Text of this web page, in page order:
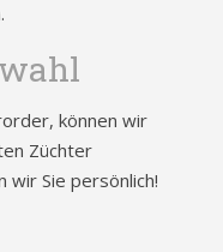
können wir
Züchter
wir Sie persönlich!